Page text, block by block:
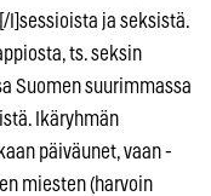
I]sessioista ja seksistä.
ts. seksin
Suomen suurimmassa
Ikäryhmän
päiväunet, vaan -
miesten (harvoin